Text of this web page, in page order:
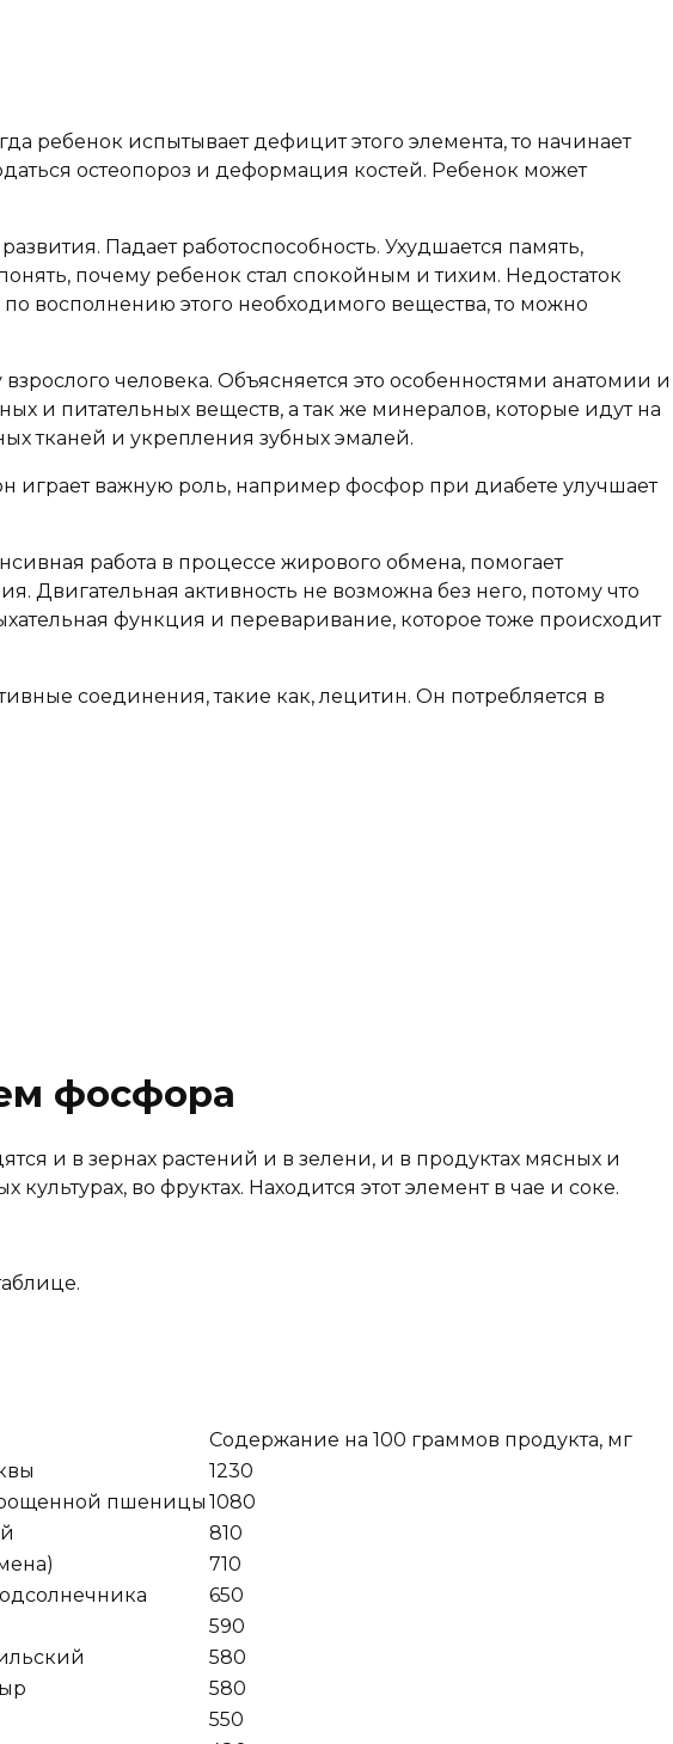
ребенок испытывает дефицит этого элемента, то начинает
остеопороз и деформация костей. Ребенок может
Падает работоспособность. Ухудшается память,
почему ребенок стал спокойным и тихим. Недостаток
восполнению этого необходимого вещества, то можно
человека. Объясняется это особенностями анатомии и
и питательных веществ, а так же минералов, которые идут на
тканей и укрепления зубных эмалей.
играет важную роль, например фосфор при диабете улучшает
работа в процессе жирового обмена, помогает
Двигательная активность не возможна без него, потому что
функция и переваривание, которое тоже происходит
соединения, такие как, лецитин. Он потребляется в
фосфора
и в зернах растений и в зелени, и в продуктах мясных и
во фруктах. Находится этот элемент в чае и соке.
Содержание на 100 граммов продукта, мг
1230
пшеницы 1080
810
710
650
590
580
580
550